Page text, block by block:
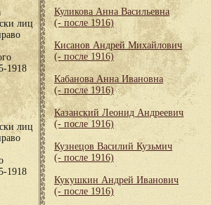
лиц
1918
лиц
1918
Куликова Анна Васильевна
(- после 1916)
Кисанов Андрей Михайлович
(- после 1916)
Кабанова Анна Ивановна
(- после 1916)
Казанский Леонид Андреевич
(- после 1916)
Кузнецов Василий Кузьмич
(- после 1916)
Кукушкин Андрей Иванович
(- после 1916)